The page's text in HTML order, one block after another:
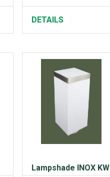
DETAILS
Lampshade INOX KW